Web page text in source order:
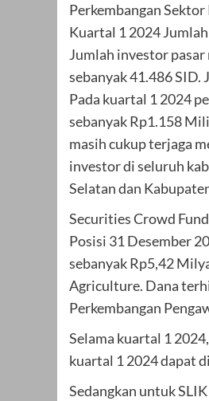
Perkembangan Sektor
Kuartal 1 2024
Jumlah investor
sebanyak 41.486
Pada kuartal 1 2024
sebanyak Rp1.158
masih cukup terjaga
investor di seluruh
Selatan dan
Securities Crowd
Posisi 31 Desember
sebanyak Rp5,42
Agriculture. Dana
Perkembangan
Selama kuartal 1
kuartal 1 2024 dapat
Sedangkan untuk